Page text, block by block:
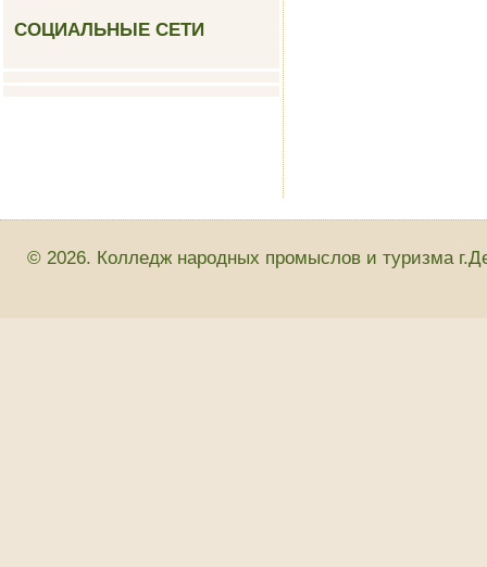
СОЦИАЛЬНЫЕ СЕТИ
© 2026. Колледж народных промыслов и туризма